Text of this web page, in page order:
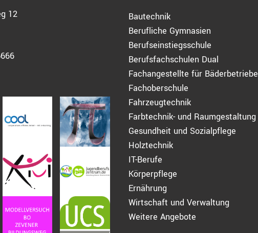
12
Bautechnik
Berufliche Gymnasien
Berufseinstiegsschule
Berufsfachschulen Dual
Fachangestellte für Bäderbetriebe
Fachoberschule
Fahrzeugtechnik
Farbtechnik- und Raumgestaltung
Gesundheit und Sozialpflege
Holztechnik
IT-Berufe
Körperpflege
Ernährung
Wirtschaft und Verwaltung
Weitere Angebote